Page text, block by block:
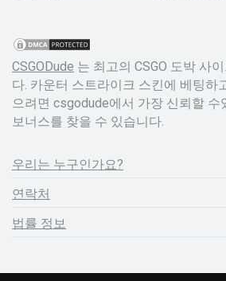
CSGODude 는 최고의 CSGO 도박 사
다. 카운터 스트라이크 스킨에 베팅하
으려면 csgodude에서 가장 신뢰할 수
보너스를 찾을 수 있습니다.
우리는 누구인가요?
연락처
법률 정보